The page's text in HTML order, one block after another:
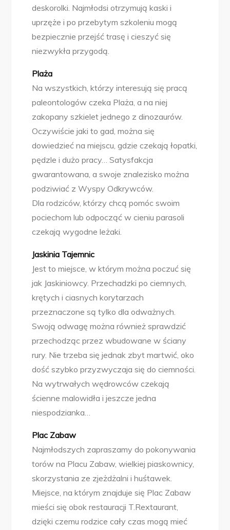
deskorolki. Najmłodsi otrzymują kaski i
uprzęże i po przebytym szkoleniu mogą
bezpiecznie przejść trasę i cieszyć się
niezwykła przygodą.
Plaża
Na wszystkich, którzy interesują się pracą
paleontologów czeka Plaża, a na niej
zakopany szkielet jednego z dinozaurów.
Oczywiście jaki to gad, można się
dowiedzieć na miejscu, gdzie czekają łopatki,
pędzle i dużo pracy… Satysfakcja
gwarantowana, a swoje znalezisko można
podziwiać z Wyspy Odkrywców.
Dla rodziców, którzy chcą pomóc swoim
pociechom lub odpocząć w cieniu parasoli
czekają wygodne leżaki.
Jaskinia Tajemnic
Jest to miejsce, w którym można poczuć się
jak Jaskiniowcy. Przechadzki po ciemnych,
krętych i ciasnych korytarzach
przeznaczone są tylko dla odważnych.
Swoją odwagę można również sprawdzić
przechodząc przez wbudowane w ściany
rury. Nie trzeba się jednak zbyt martwić, oko
dość szybko przyzwyczaja się do ciemności.
Na wytrwałych wędrowców czekają
ścienne malowidła i jeszcze jedna
niespodzianka…
Plac Zabaw
Najmłodszych zapraszamy do pokonywania
torów na Placu Zabaw, wielkiej piaskownicy,
skorzystania ze zjeżdżalni i huśtawek.
Miejsce, na którym znajduje się Plac Zabaw
mieści się obok restauracji T.Rextaurant,
dzięki czemu rodzice cały czas mogą mieć